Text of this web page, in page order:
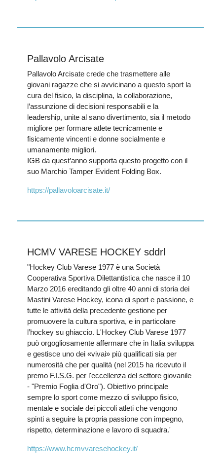
Pallavolo Arcisate
Pallavolo Arcisate crede che trasmettere alle
giovani ragazze che si avvicinano a questo sport la
cura del fisico, la disciplina, la collaborazione,
l’assunzione di decisioni responsabili e la
leadership, unite al sano divertimento, sia il metodo
migliore per formare atlete tecnicamente e
fisicamente vincenti e donne socialmente e
umanamente migliori.
IGB da quest’anno supporta questo progetto con il
suo Marchio Tamper Evident Folding Box.
https://pallavoloarcisate.it/
HCMV VARESE HOCKEY sddrl
"Hockey Club Varese 1977 è una Società
Cooperativa Sportiva Dilettantistica che nasce il 10
Marzo 2016 ereditando gli oltre 40 anni di storia dei
Mastini Varese Hockey, icona di sport e passione, e
tutte le attività della precedente gestione per
promuovere la cultura sportiva, e in particolare
l’hockey su ghiaccio. L'Hockey Club Varese 1977
può orgogliosamente affermare che in Italia sviluppa
e gestisce uno dei «vivai» più qualificati sia per
numerosità che per qualità (nel 2015 ha ricevuto il
premo F.I.S.G. per l'eccellenza del settore giovanile
- "Premio Foglia d'Oro"). Obiettivo principale
sempre lo sport come mezzo di sviluppo fisico,
mentale e sociale dei piccoli atleti che vengono
spinti a seguire la propria passione con impegno,
rispetto, determinazione e lavoro di squadra.'
https://www.hcmvvaresehockey.it/